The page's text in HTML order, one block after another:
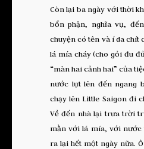
Còn lại ba ngày với thời
bổn phận, nghĩa vụ,
chuyện có tên và í da chít
lá mía cháy (cho gỏi đu
“màn hai cảnh hai” của
nước lụt lên đến ngang
chạy lên Little Saigon đi
Về đến nhà lại trưa trời
mằn với lá mía, với nước
ra lại hết một ngày nữa.